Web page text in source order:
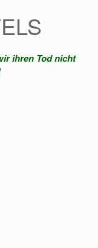
ihren Tod nicht